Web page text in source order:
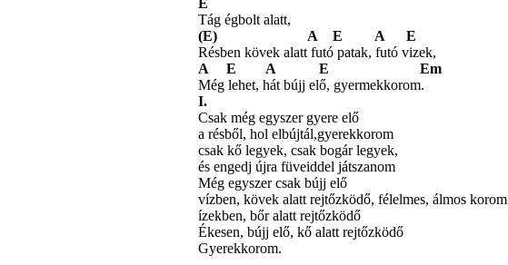
E
Tág égbolt alatt,
(E) A E A E
Résben kövek alatt futó patak, futó vizek,
A E A E Em
Még lehet, hát bújj elő, gyermekkorom.
I.
Csak még egyszer gyere elő
a résből, hol elbújtál,gyerekkorom
csak kő legyek, csak bogár legyek,
és engedj újra füveiddel játszanom
Még egyszer csak bújj elő
vízben, kövek alatt rejtőzködő, félelmes, álmos korom
ízekben, bőr alatt rejtőzködő
Ékesen, bújj elő, kő alatt rejtőzködő
Gyerekkorom.